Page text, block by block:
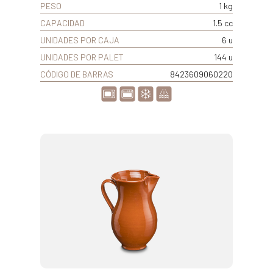
PESO
1 kg
CAPACIDAD
1.5 cc
UNIDADES POR CAJA
6 u
UNIDADES POR PALET
144 u
CÓDIGO DE BARRAS
8423609060220